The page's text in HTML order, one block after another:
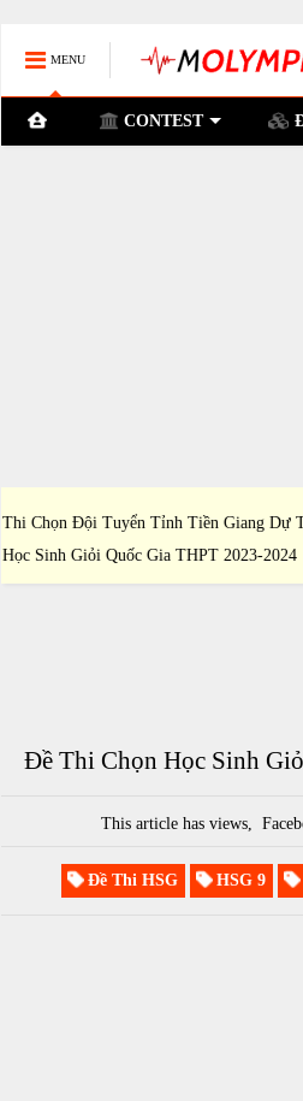
MENU
CONTEST
Đề Thi Chọn Đội Tuyển TP Cần Thơ
Sinh Giỏi Quốc Gia THPT 2023-
Đề Thi Chọn Học Sinh
This article hasviews,
Đề Thi HSG HSG 9